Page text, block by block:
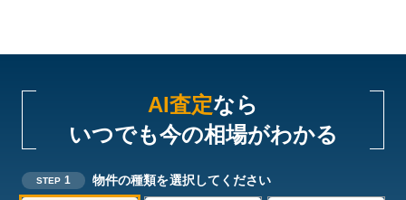
AI査定なら
いつでも今の相場がわかる
STEP 1 物件の種類を選択してください